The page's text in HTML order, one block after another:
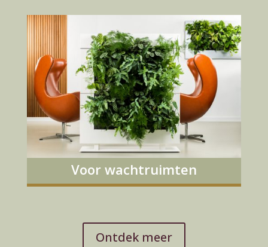
Voor wachtruimten
Ontdek meer